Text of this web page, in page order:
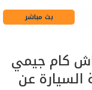
كام جيمي
السيارة عن
بث مباشر